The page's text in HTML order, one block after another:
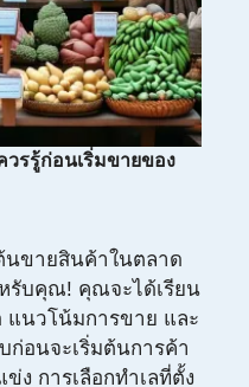
วรรู้ก่อนเริ่มขายของ
นขายสินค้าในตลาด
รับคุณ! คุณจะได้เรียน
แนวโน้มการขาย และ
อนจะเริ่มต้นการค้า
ง การเลือกทำเลที่ตั้ง